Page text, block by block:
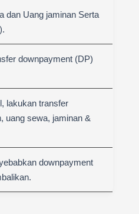
dan Uang jaminan Serta
downpayment (DP)
lakukan transfer
uang sewa, jaminan &
downpayment